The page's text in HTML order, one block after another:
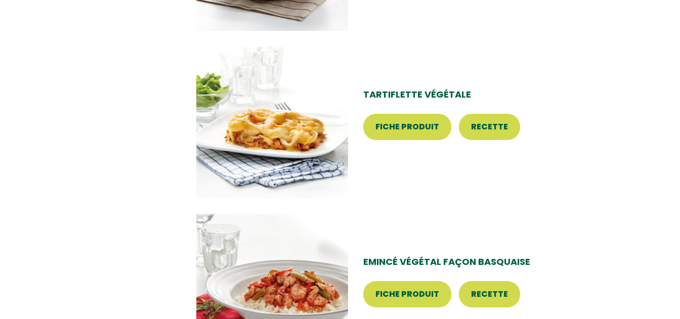
TARTIFLETTE VÉGÉTALE
FICHE PRODUIT RECETTE
EMINCÉ VÉGÉTAL FAÇON BASQUAISE
FICHE PRODUIT RECETTE